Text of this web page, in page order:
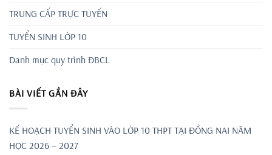
TRUNG CẤP TRỰC TUYẾN
TUYỂN SINH LỚP 10
Danh mục quy trình ĐBCL
BÀI VIẾT GẦN ĐÂY
KẾ HOẠCH TUYỂN SINH VÀO LỚP 10 THPT TẠI ĐỒNG NAI NĂM
HỌC 2026 – 2027